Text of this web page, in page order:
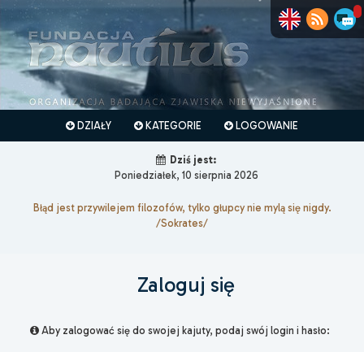
DZIAŁY KATEGORIE LOGOWANIE
Dziś jest:
Poniedziałek, 10 sierpnia 2026
Błąd jest przywilejem filozofów, tylko głupcy nie mylą się nigdy.
/Sokrates/
Zaloguj się
Aby zalogować się do swojej kajuty, podaj swój login i hasło: